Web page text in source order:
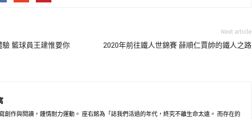
驗 籃球員王建惟要你
Next article
2020年前往鐵人世錦賽 薛順仁賈帥的鐵人之路
創作與閱讀，鍾情耐力運動。 座右銘為「誌我們活過的年代，終究不離生命太遠。 而存在的